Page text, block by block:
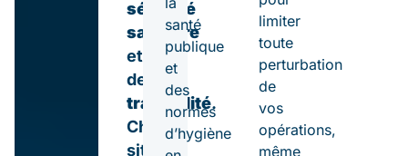
sécurité
sanitaire
et
de
traçabilité.
Chaque
site
santé
publique
et
des
normes
d’hygiène
limiter
toute
perturbation
de
vos
opérations,
même